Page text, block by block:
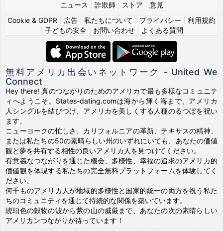
ニュース 詐欺師 ストア
意見
Cookie & GDPR
広告 私たちについて プライバシー
利用規約
子どもの安全| お問い合わせ| よくある質問
無料アメリカ出会いネットワーク - United We
Connect
Hey there! 真のつながりのためのアメリカで最も多様なコミュニテ
ィへようこそ。States-dating.comは海から輝く海まで、アメリカ
人シングルを結びつけ、アメリカを美しくする人種のるつぼを祝い
ます。
ニューヨークの忙しさ、カリフォルニアの革新、テキサスの精神、
または私たちの50の素晴らしい州のいずれにいても、あなたの価値
観と夢を共有する相性の良いアメリカ人を見つけてください。
有意義なつながりを通じた機会、多様性、幸福の追求のアメリカ的
価値観を体現する私たちの完全無料プラットフォームを体験してく
ださい。
何千ものアメリカ人が地域的多様性と国家的統一の両方を祝う私た
ちのコミュニティを通じて持続的な関係を築いています。
琥珀色の穀物の波から紫の山の威厳まで、あなたの次の素晴らしい
アメリカンつながりが待っています！